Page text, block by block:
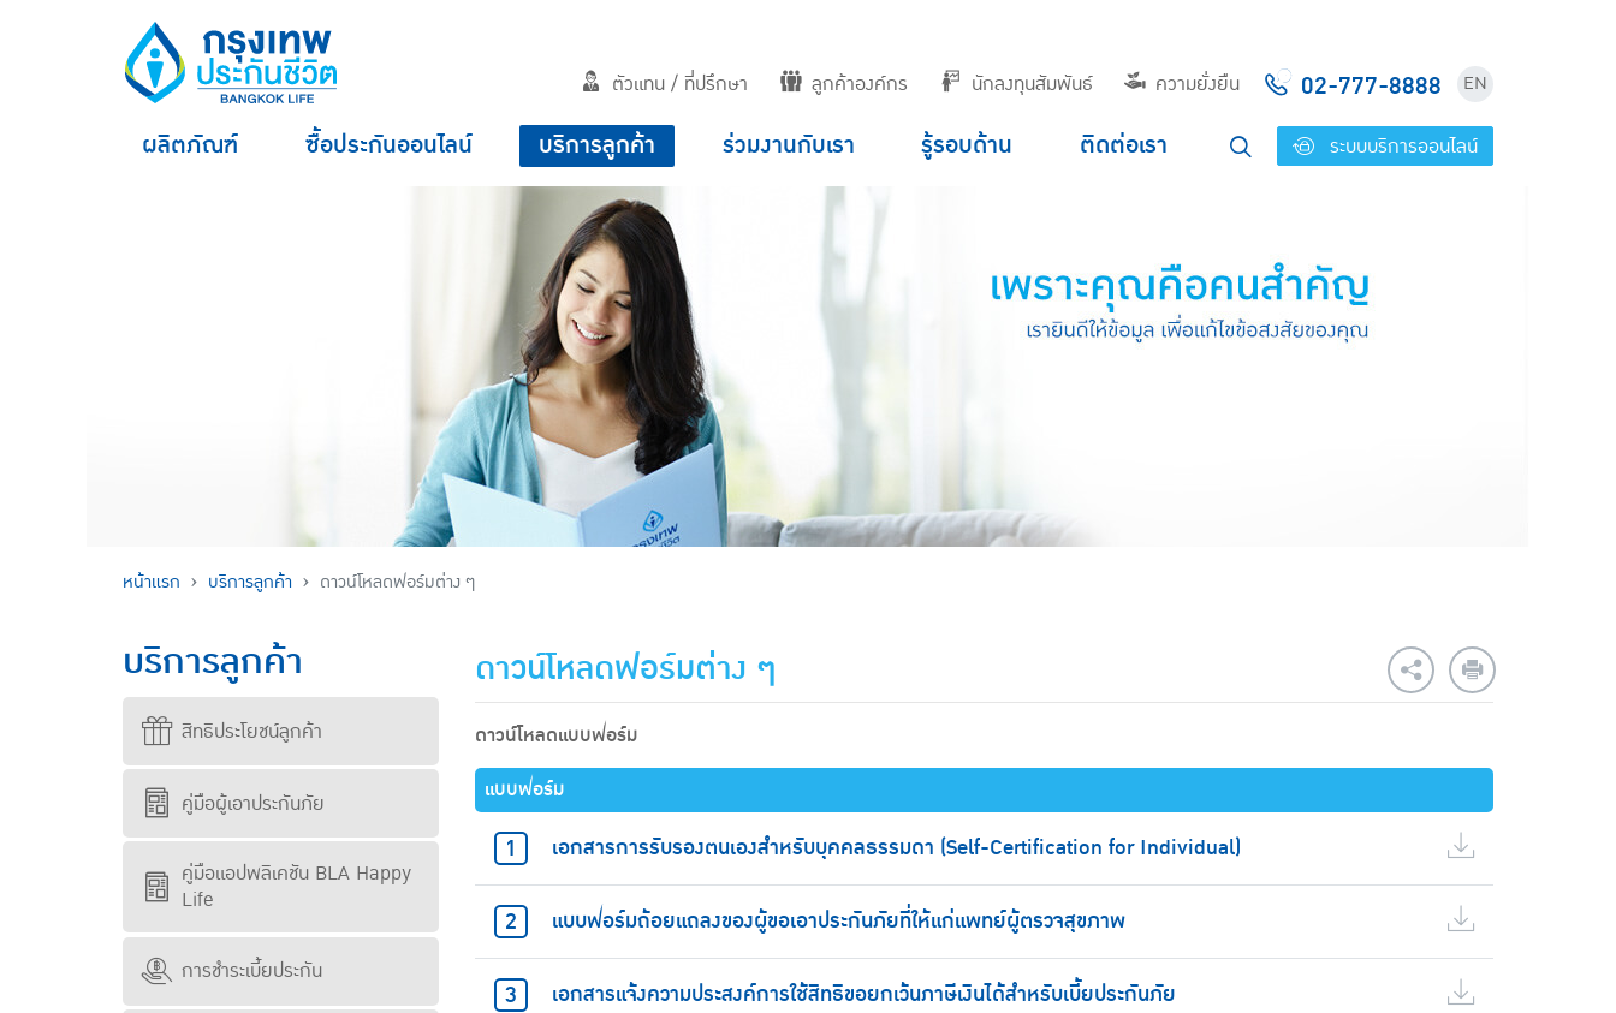
ตัวแทน / ที่ปรึกษา ลูกค้าองค์กร นักลงทุนสัมพันธ์ ความยั่งยืน 02-777-8888 EN
ผลิตภัณฑ์ ซื้อประกันออนไลน์ บริการลูกค้า ร่วมงานกับเรา รู้รอบด้าน ติดต่อเรา ระบบบริการออนไลน์
หน้าแรก บริการลูกค้า ดาวน์โหลดฟอร์มต่าง ๆ
บริการลูกค้า
สิทธิประโยชน์ลูกค้า
คู่มือผู้เอาประกันภัย
คู่มือแอปพลิเคชัน BLA Happy
Life
การชำระเบี้ยประกัน
ดาวน์โหลดฟอร์มต่าง ๆ
ดาวน์โหลดแบบฟอร์ม
แบบฟอร์ม
เอกสารการรับรองตนเองสำหรับบุคคลธรรมดา (Self-Certification for Individual)
แบบฟอร์มถ้อยแถลงของผู้ขอเอาประกันภัยที่ให้แก่แพทย์ผู้ตรวจสุขภาพ
เอกสารแจ้งความประสงค์การใช้สิทธิขอยกเว้นภาษีเงินได้สำหรับเบี้ยประกันภัย